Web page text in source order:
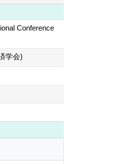
Conference
学会)